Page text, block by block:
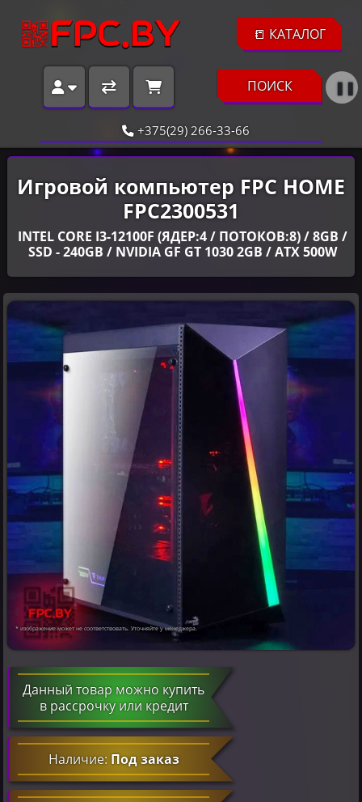
📒 КАТАЛОГ
ПОИСК ❚❚
+375(29) 266-33-66
Игровой компьютер FPC HOME
FPC2300531
INTEL CORE I3-12100F (ЯДЕР:4 / ПОТОКОВ:8) / 8GB /
SSD - 240GB / NVIDIA GF GT 1030 2GB / ATX 500W
* изображение может не соответствовать. Уточняйте у менеджера.
Данный товар можно купить
в рассрочку или кредит
Наличие:Под заказ